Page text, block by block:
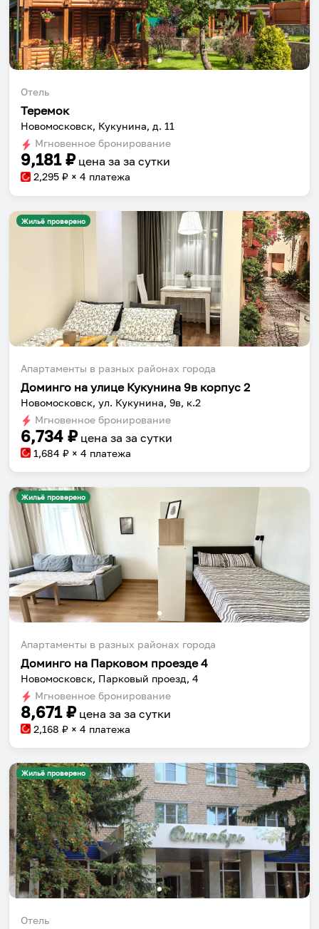
Отель
Теремок
Новомосковск, Кукунина, д. 11
Мгновенное бронирование
9,181₽ цена за за сутки
2,295 ₽ × 4 платежа
Жильё проверено
Апартаменты в разных районах города
Доминго на улице Кукунина 9в корпус 2
Новомосковск, ул. Кукунина, 9в, к.2
Мгновенное бронирование
6,734 ₽ цена за за сутки
1,684 ₽ × 4 платежа
Жильё проверено
Апартаменты в разных районах города
Доминго на Парковом проезде 4
Новомосковск, Парковый проезд, 4
Мгновенное бронирование
8,671₽ цена за за сутки
2,168 ₽ × 4 платежа
Жильё проверено
Отель